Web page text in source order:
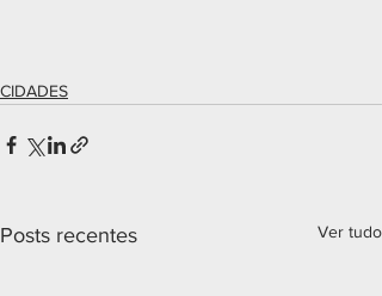
CIDADES
Posts recentes Ver tudo